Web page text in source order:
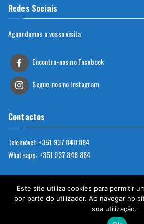
Redes Sociais
Aguardamos a vossa visita
Encontra-nos no Facebook
Segue-nos no Instagram
Contactos
Telemóvel: +351 937 848 884
Whatsapp: +351 937 848 884
Arrábida Consulting.
Este site utiliza cookies para permitir
por parte do utilizador. Ao navegar no
sua utilização.